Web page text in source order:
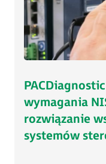
wymagania
rozwiązanie
systemów